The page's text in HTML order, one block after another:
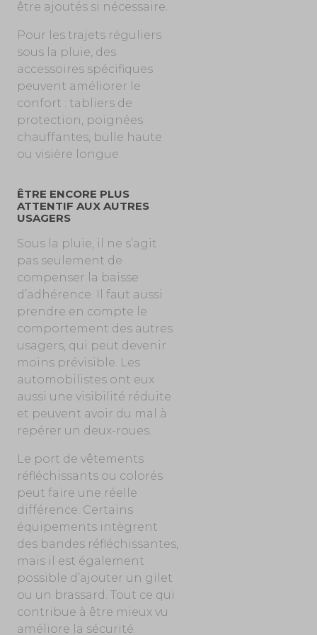
être ajoutés si nécessaire.
Pour les trajets réguliers
sous la pluie, des
accessoires spécifiques
peuvent améliorer le
confort : tabliers de
protection, poignées
chauffantes, bulle haute
ou visière longue.
ÊTRE ENCORE PLUS
ATTENTIF AUX AUTRES
USAGERS
Sous la pluie, il ne s’agit
pas seulement de
compenser la baisse
d’adhérence. Il faut aussi
prendre en compte le
comportement des autres
usagers, qui peut devenir
moins prévisible. Les
automobilistes ont eux
aussi une visibilité réduite
et peuvent avoir du mal à
repérer un deux-roues.
Le port de vêtements
réfléchissants ou colorés
peut faire une réelle
différence. Certains
équipements intègrent
des bandes réfléchissantes,
mais il est également
possible d’ajouter un gilet
ou un brassard. Tout ce qui
contribue à être mieux vu
améliore la sécurité.